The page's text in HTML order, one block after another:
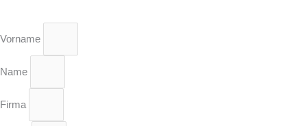
Vorname
Name
Firma